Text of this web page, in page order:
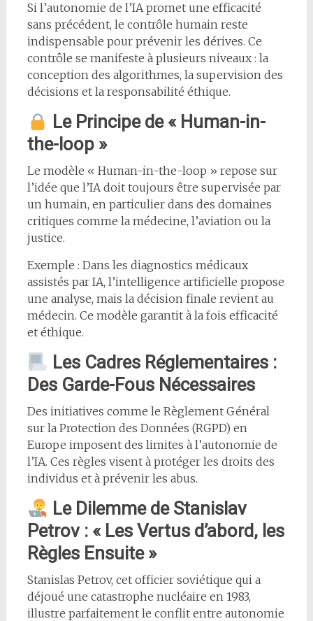
Si l’autonomie de l’IA promet une efficacité
sans précédent, le contrôle humain reste
indispensable pour prévenir les dérives. Ce
contrôle se manifeste à plusieurs niveaux : la
conception des algorithmes, la supervision des
décisions et la responsabilité éthique.
Le Principe de « Human-in-
the-loop »
Le modèle « Human-in-the-loop » repose sur
l’idée que l’IA doit toujours être supervisée par
un humain, en particulier dans des domaines
critiques comme la médecine, l’aviation ou la
justice.
Exemple : Dans les diagnostics médicaux
assistés par IA, l’intelligence artificielle propose
une analyse, mais la décision finale revient au
médecin. Ce modèle garantit à la fois efficacité
et éthique.
Les Cadres Réglementaires :
Des Garde-Fous Nécessaires
Des initiatives comme le Règlement Général
sur la Protection des Données (RGPD) en
Europe imposent des limites à l’autonomie de
l’IA. Ces règles visent à protéger les droits des
individus et à prévenir les abus.
Le Dilemme de Stanislav
Petrov : « Les Vertus d’abord, les
Règles Ensuite »
Stanislas Petrov, cet officier soviétique qui a
déjoué une catastrophe nucléaire en 1983,
illustre parfaitement le conflit entre autonomie